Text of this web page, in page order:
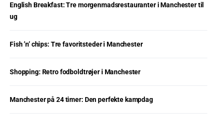
English Breakfast: Tre morgenmadsrestauranter i Manchester til
ug
Fish ’n’ chips: Tre favoritsteder i Manchester
Shopping: Retro fodboldtrøjer i Manchester
Manchester på 24 timer: Den perfekte kampdag